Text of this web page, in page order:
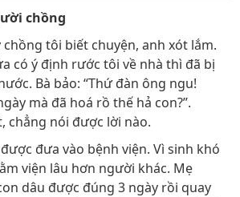
chồng
chồng tôi biết chuyện, anh xót lắm.
có ý định rước tôi về nhà thì đã bị
Bà bảo: “Thứ đàn ông ngu!
mà đã hoá rồ thế hả con?”.
chẳng nói được lời nào.
đưa vào bệnh viện. Vì sinh khó
viện lâu hơn người khác. Mẹ
dâu được đúng 3 ngày rồi quay